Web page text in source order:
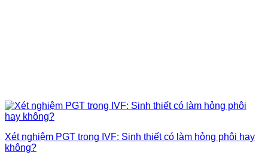
Xét nghiệm PGT trong IVF: Sinh thiết có làm hỏng phôi hay
không?